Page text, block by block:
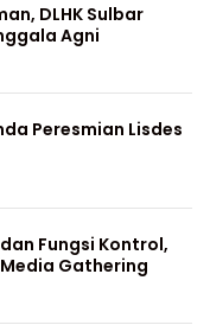
DLHK Sulbar
Agni
Peresmian Lisdes
Fungsi Kontrol,
Gathering